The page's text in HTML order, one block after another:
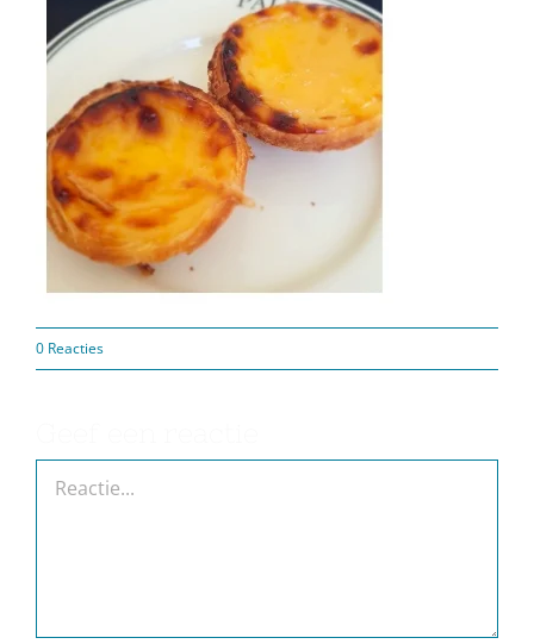
0 Reacties
Reactie